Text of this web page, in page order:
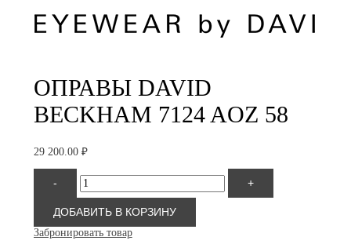
ОПРАВЫ DAVID
BECKHAM 7124 AOZ 58
29 200.00 ₽
-
Количество
товара
Оправы
David
Beckham
7124
+
ДОБАВИТЬ В КОРЗИНУ
Забронировать товар